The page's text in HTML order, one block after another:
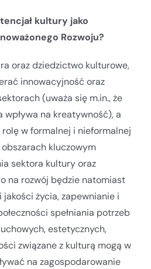
kultury jako
Rozwoju?
oraz dziedzictwo kulturowe,
innowacyjność oraz
(uważa się m.in., że
na kreatywność), a
w formalnej i nieformalnej
kluczowym
sektora kultury oraz
na rozwój będzie natomiast
jakości życia, zapewnianie i
spełniania potrzeb
estetycznych,
związane z kulturą mogą w
na zagospodarowanie